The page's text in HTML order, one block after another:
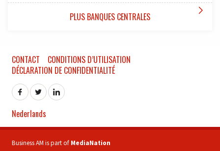
PLUS BANQUES CENTRALES 
CONTACT
CONDITIONS D’UTILISATION
DÉCLARATION DE CONFIDENTIALITÉ
Nederlands
Business AM is part of MediaNation